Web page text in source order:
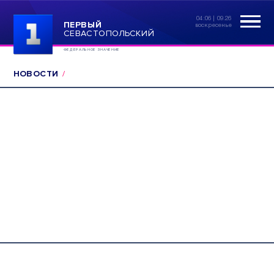
ПЕРВЫЙ
СЕВАСТОПОЛЬСКИЙ
ФЕДЕРАЛЬНОЕ ЗНАЧЕНИЕ
04:06 | 09.26
воскресенье
НОВОСТИ